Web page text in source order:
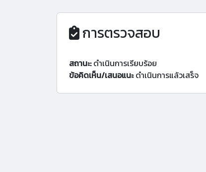
การตรวจสอบ
สถานะ:ดำเนินการเรียบร้อย
ข้อคิดเห็น/เสนอแนะดำเนินการแล้วเสร็จ